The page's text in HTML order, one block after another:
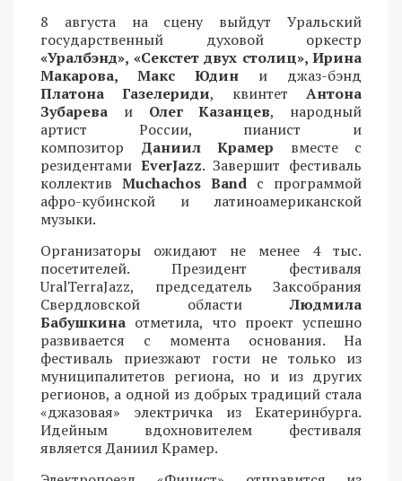
8 августа на сцену выйдут Уральский
государственный духовой оркестр
«Уралбэнд», «Секстет двух столиц», Ирина
Макарова, Макс Юдин и джаз-бэнд
Платона Газелериди, квинтетАнтона
Зубарева и Олег Казанцев, народный
артист России, пианист и
композитор Даниил Крамер вместе с
резидентами EverJazz. Завершит фестиваль
коллектив Muchachos Band с программой
афро-кубинской и латиноамериканской
музыки.
Организаторы ожидают не менее 4 тыс.
посетителей. Президент фестиваля
UralTerraJazz, председатель Заксобрания
Свердловской областиЛюдмила
Бабушкина отметила, что проект успешно
развивается с момента основания. На
фестиваль приезжают гости не только из
муниципалитетов региона, но и из других
регионов, а одной из добрых традиций стала
«джазовая» электричка из Екатеринбурга.
Идейным вдохновителем фестиваля
является Даниил Крамер.